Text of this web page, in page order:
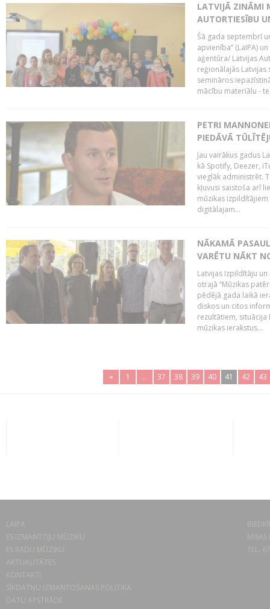
LATVIJĀ ZINĀMI
AUTORTIESĪBU
Šā gada septembrī
apvienība” (LaIPA)
aģentūra/ Latvijas
reģionālajās
semināros
mācību materiālu -
PETRI
PIEDĀVĀ
Jau vairākus gadus
kā Spotify, Deezer,
vieglāk administrēt.
kļuvusi saistoša arī
mūzikas
digitālajam...
NĀKAMĀ
VARĒTU NĀKT
Latvijas Izpildītāju
otrajā “Mūzikas
pēdējā gada laikā
diskos un citos
rezultātiem, situācija
mūzikas ierakstus...
« 1 .. 37 38 39 40 41 42 43
LAIPA
ES IZMANTOJU MŪZIKU
ES RADU MŪZIKU
AKTUALITĀTES
KONTAKTI
SĪKDATŅU IZMANTOŠANAS POLITIKA
DATU APSTRĀDE
TEL.